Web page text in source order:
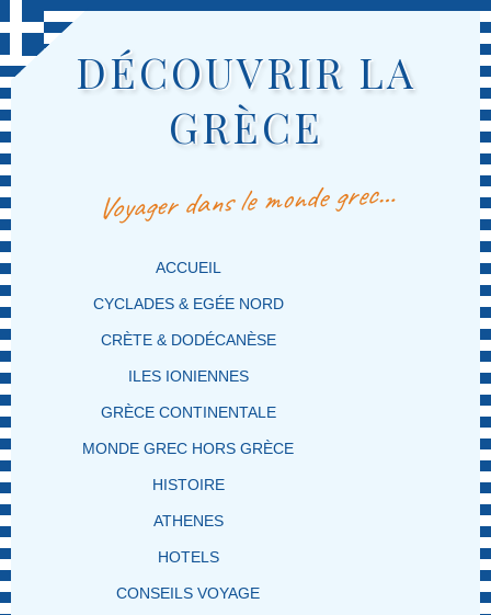
DÉCOUVRIR LA
GRÈCE
Voyager dans le monde grec…
MENU PRINCIPAL
MASQUER LA NAVIGATION PRINCIPALE
MASQUER LA NAVIGATION SECONDAIRE
ACCUEIL
CYCLADES & EGÉE NORD
CRÈTE & DODÉCANÈSE
ILES IONIENNES
GRÈCE CONTINENTALE
MONDE GREC HORS GRÈCE
HISTOIRE
ATHENES
HOTELS
CONSEILS VOYAGE